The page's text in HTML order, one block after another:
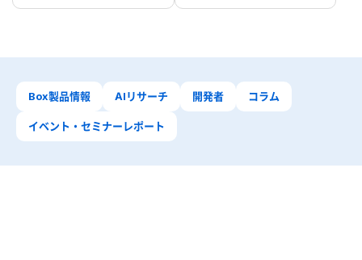
Box製品情報 AIリサーチ 開発者 コラム
イベント・セミナーレポート